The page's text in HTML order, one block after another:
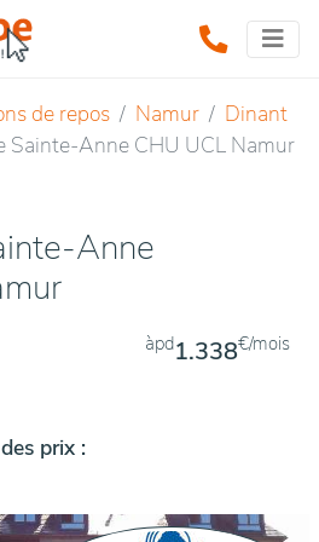
de repos Namur
Dinant
Sainte-Anne CHU UCL Namur
Anne
àpd1.338€/mois
prix :